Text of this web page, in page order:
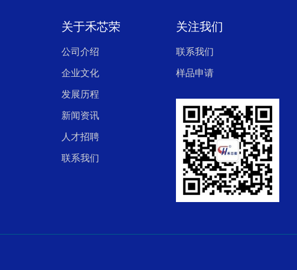
关于禾芯荣
公司介绍
企业文化
发展历程
新闻资讯
人才招聘
联系我们
关注我们
联系我们
样品申请